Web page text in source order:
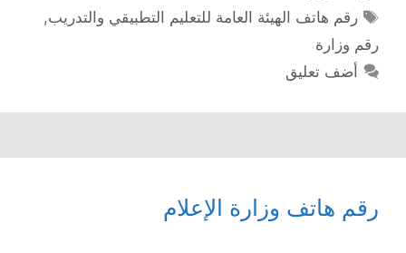
الوسوم
رقم هاتف الهيئة العامة للتعليم التطبيقي والتدريب,
رقم وزارة
أضف تعليق
رقم هاتف وزارة الإعلام